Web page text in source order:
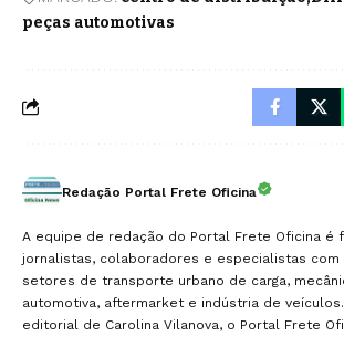
peças automotivas
Redação Portal Frete Oficina
A equipe de redação do Portal Frete Oficina é
jornalistas, colaboradores e especialistas com
setores de transporte urbano de carga,
automotiva, aftermarket e indústria de
editorial de Carolina Vilanova, o Portal Frete